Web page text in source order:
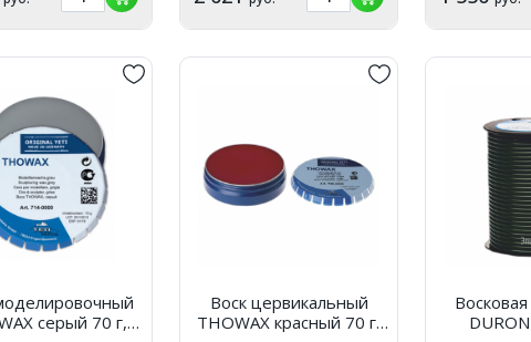
серый 70 г,
Воск цервикальный
THOWAX красный 70 г,